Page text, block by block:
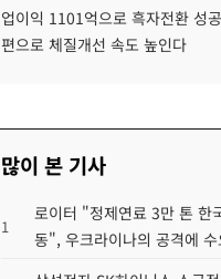
업이익 1101억으로 흑자전환 성
편으로 체질개선 속도 높인다
많이 본 기사
1
로이터 "정제연료 3만 톤 한
동", 우크라이나의 공격에 수